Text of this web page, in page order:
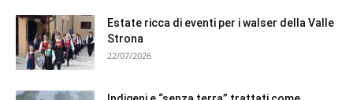
Estate ricca di eventi per i walser della Valle
Strona
22/07/2026